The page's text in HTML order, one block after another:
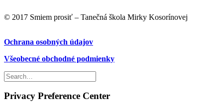
© 2017 Smiem prosiť – Tanečná škola Mirky Kosorínovej
Ochrana osobných údajov
Všeobecné obchodné podmienky
Privacy Preference Center